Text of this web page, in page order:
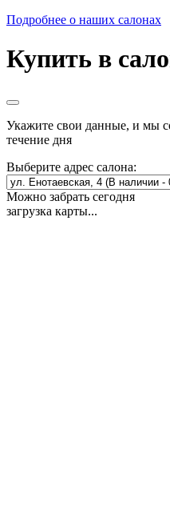
Подробнее о наших салонах
Купить в
Укажите свои данные, и мы
течение дня
Выберите адрес салона:
Можно забрать сегодня
загрузка карты...